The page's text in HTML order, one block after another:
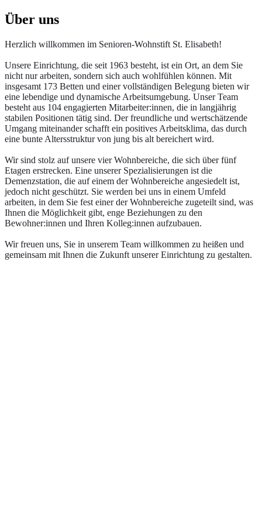
Über uns
Herzlich willkommen im Senioren-Wohnstift St. Elisabeth!
Unsere Einrichtung, die seit 1963 besteht, ist ein Ort, an dem Sie
nicht nur arbeiten, sondern sich auch wohlfühlen können. Mit
insgesamt 173 Betten und einer vollständigen Belegung bieten wir
eine lebendige und dynamische Arbeitsumgebung. Unser Team
besteht aus 104 engagierten Mitarbeiter:innen, die in langjährig
stabilen Positionen tätig sind. Der freundliche und wertschätzende
Umgang miteinander schafft ein positives Arbeitsklima, das durch
eine bunte Altersstruktur von jung bis alt bereichert wird.
Wir sind stolz auf unsere vier Wohnbereiche, die sich über fünf
Etagen erstrecken. Eine unserer Spezialisierungen ist die
Demenzstation, die auf einem der Wohnbereiche angesiedelt ist,
jedoch nicht geschützt. Sie werden bei uns in einem Umfeld
arbeiten, in dem Sie fest einer der Wohnbereiche zugeteilt sind, was
Ihnen die Möglichkeit gibt, enge Beziehungen zu den
Bewohner:innen und Ihren Kolleg:innen aufzubauen.
Wir freuen uns, Sie in unserem Team willkommen zu heißen und
gemeinsam mit Ihnen die Zukunft unserer Einrichtung zu gestalten.